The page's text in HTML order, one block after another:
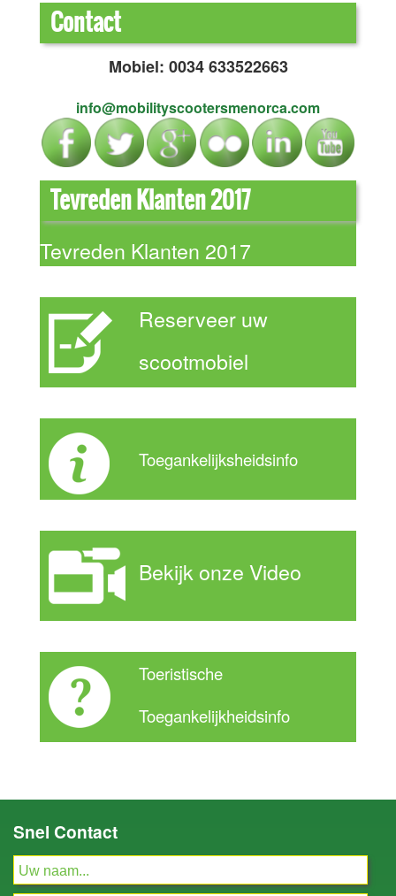
Contact
Mobiel: 0034 633522663
info@mobilityscootersmenorca.com
Tevreden Klanten 2017
Tevreden Klanten 2017
Reserveer uw
scootmobiel
Toegankelijksheidsinfo
Bekijk onze Video
Toeristische
Toegankelijkheidsinfo
Snel Contact